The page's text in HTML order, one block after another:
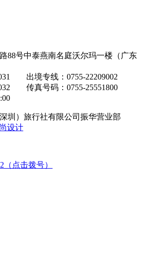
88号中泰燕南名庭沃尔玛一楼（广东
出境专线：0755-22209002
传真号码：0755-25551800
圳）旅行社有限公司振华营业部
设计
（点击拨号）